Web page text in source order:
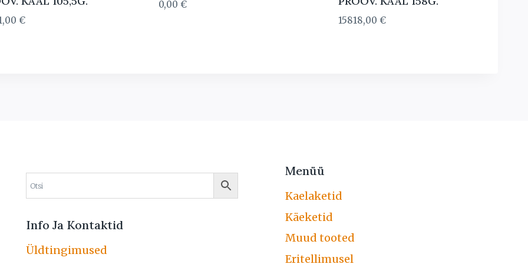
€
0,00 €
15818,00 €
Info Ja Kontaktid
Üldtingimused
Menüü
Kaelaketid
Käeketid
Muud tooted
Eritellimusel